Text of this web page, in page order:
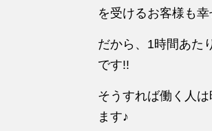
を受けるお客様も幸
だから、1時間あた
です!!
そうすれば働く人
ます♪